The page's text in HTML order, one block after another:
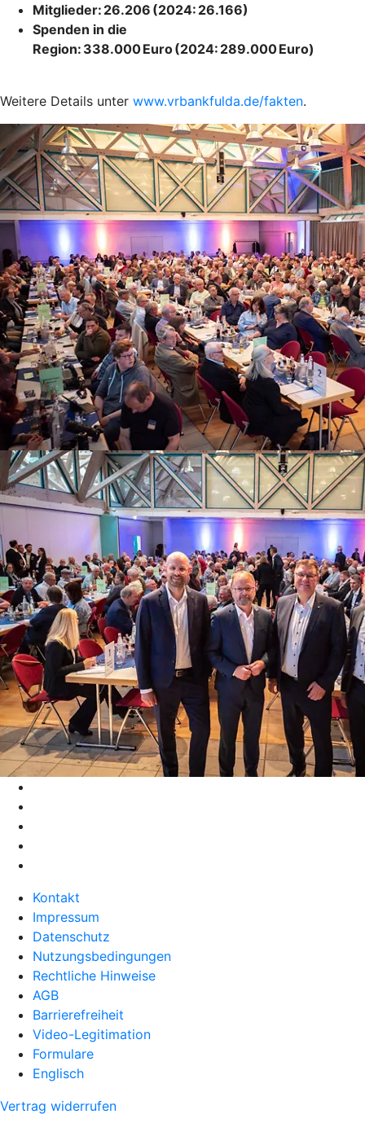
Mitglieder: 26.206 (2024: 26.166)
Spenden in die
Region: 338.000 Euro (2024: 289.000 Euro)
Weitere Details unter www.vrbankfulda.de/fakten.
Kontakt
Impressum
Datenschutz
Nutzungsbedingungen
Rechtliche Hinweise
AGB
Barrierefreiheit
Video-Legitimation
Formulare
Englisch
Vertrag widerrufen